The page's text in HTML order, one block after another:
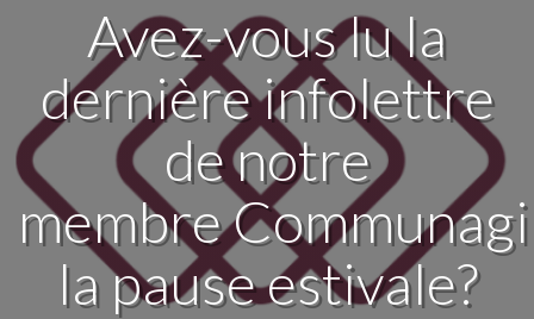
Avez-vous lu la
dernière infolettre
de notre
membre
la pause estivale?